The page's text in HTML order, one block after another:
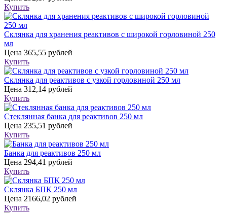
Купить
Склянка для хранения реактивов с широкой горловиной 250
мл
Цена 365,55 рублей
Купить
Склянка для реактивов с узкой горловиной 250 мл
Цена 312,14 рублей
Купить
Стеклянная банка для реактивов 250 мл
Цена 235,51 рублей
Купить
Банка для реактивов 250 мл
Цена 294,41 рублей
Купить
Склянка БПК 250 мл
Цена 2166,02 рублей
Купить